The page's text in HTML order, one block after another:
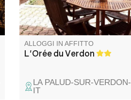
terreno recintato con cancelli,
giardino, terrazza privata e
pergolato con vista incantevole.
ALLOGGI IN AFFITTO
L'Orée du Verdon
LA PALUD-SUR-VERDON-
IT